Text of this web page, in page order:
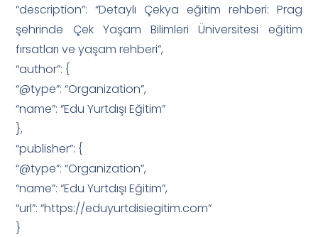
“description”: “Detaylı Çekya eğitim rehberi: Prag
şehrinde Çek Yaşam Bilimleri Üniversitesi eğitim
fırsatları ve yaşam rehberi”,
“author”: {
“@type”: “Organization”,
“name”: “Edu Yurtdışı Eğitim”
},
“publisher”: {
“@type”: “Organization”,
“name”: “Edu Yurtdışı Eğitim”,
“url”: “https://eduyurtdisiegitim.com”
}